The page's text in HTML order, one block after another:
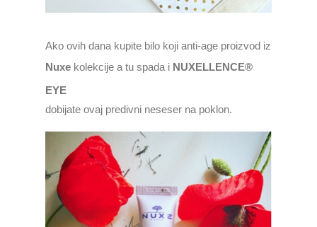
Ako ovih dana kupite bilo koji anti-age proizvod iz
Nuxe kolekcije a tu spada i NUXELLENCE®
EYE
dobijate ovaj predivni neseser na poklon.